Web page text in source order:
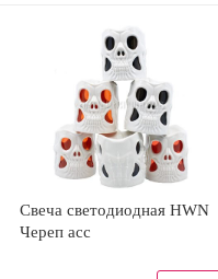
Свеча светодиодная HWN
Череп асс